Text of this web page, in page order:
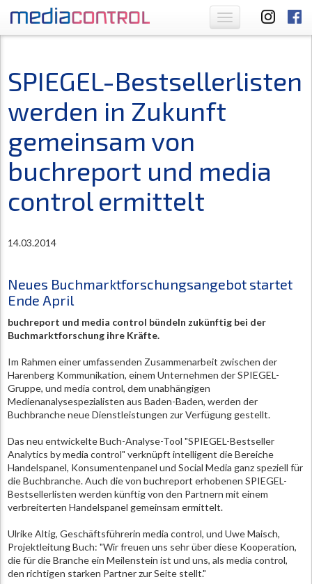
Toggle
navigation
SPIEGEL-Bestsellerlisten
werden in Zukunft
gemeinsam von
buchreport und media
control ermittelt
14.03.2014
Neues Buchmarktforschungsangebot startet
Ende April
buchreport und media control bündeln zukünftig bei der
Buchmarktforschung ihre Kräfte.
Im Rahmen einer umfassenden Zusammenarbeit zwischen der
Harenberg Kommunikation, einem Unternehmen der SPIEGEL-
Gruppe, und media control, dem unabhängigen
Medienanalysespezialisten aus Baden-Baden, werden der
Buchbranche neue Dienstleistungen zur Verfügung gestellt.
Das neu entwickelte Buch-Analyse-Tool "SPIEGEL-Bestseller
Analytics by media control" verknüpft intelligent die Bereiche
Handelspanel, Konsumentenpanel und Social Media ganz speziell für
die Buchbranche. Auch die von buchreport erhobenen SPIEGEL-
Bestsellerlisten werden künftig von den Partnern mit einem
verbreiterten Handelspanel gemeinsam ermittelt.
Ulrike Altig, Geschäftsführerin media control, und Uwe Maisch,
Projektleitung Buch: "Wir freuen uns sehr über diese Kooperation,
die für die Branche ein Meilenstein ist und uns, als media control,
den richtigen starken Partner zur Seite stellt."